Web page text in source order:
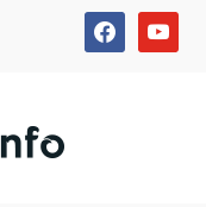
facebookyoutube